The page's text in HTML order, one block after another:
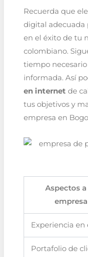
Recuerda que
digital adecuada
en el éxito de tu
colombiano.
tiempo
informada. Así
en internet de
tus objetivos y
empresa en
Aspectos
Experiencia
Portafolio de